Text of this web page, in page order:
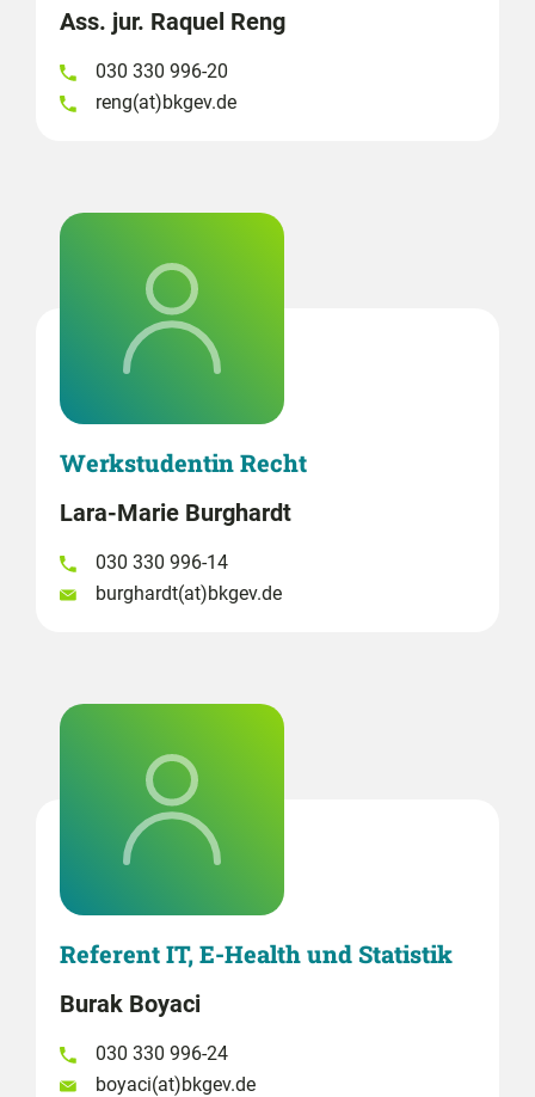
Ass. jur. Raquel Reng
030 330 996-20
reng(at)bkgev.de
Werkstudentin Recht
Lara-Marie Burghardt
030 330 996-14
burghardt(at)bkgev.de
Referent IT, E-Health und Statistik
Burak Boyaci
030 330 996-24
boyaci(at)bkgev.de